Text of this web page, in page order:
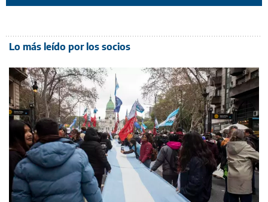
Lo más leído por los socios